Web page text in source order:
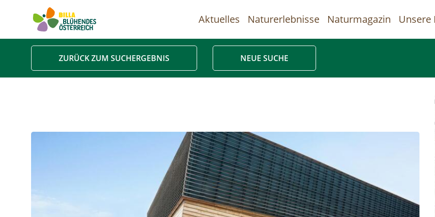
Direkt
Hauptnavigation
Aktuelles Naturerlebnisse Naturmagazin Unsere
ZURÜCK ZUM SUCHERGEBNIS NEUE SUCHE